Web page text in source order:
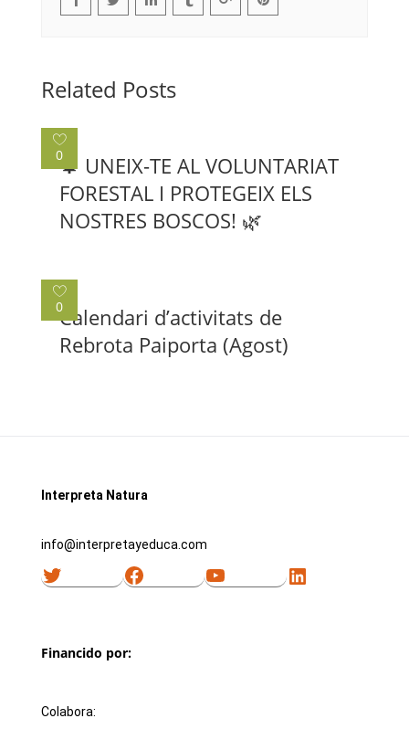
Related Posts
0🌲 UNEIX-TE AL VOLUNTARIAT
FORESTAL I PROTEGEIX ELS
NOSTRES BOSCOS! 🌿
0Calendari d’activitats de
Rebrota Paiporta (Agost)
Interpreta Natura
info@interpretayeduca.com
Twitter FacebookYouTubeLinkedIn
Financido por:
Colabora: